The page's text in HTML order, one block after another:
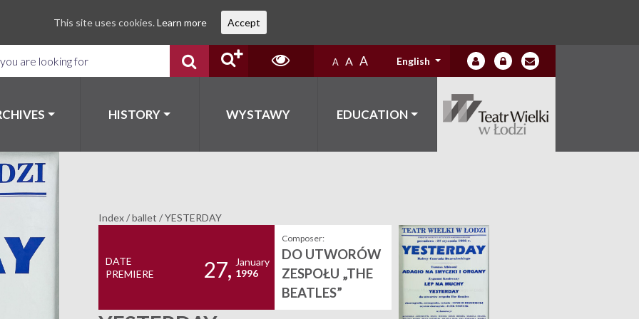
A A A English
HISTORY WYSTAWY EDUCATION
Index/ballet /YESTERDAY
DATE
PREMIERE
27, January
1996
Composer:
DO UTWORÓW
ZESPOŁU „THE
BEATLES”
This site uses cookies. Learn more Accept